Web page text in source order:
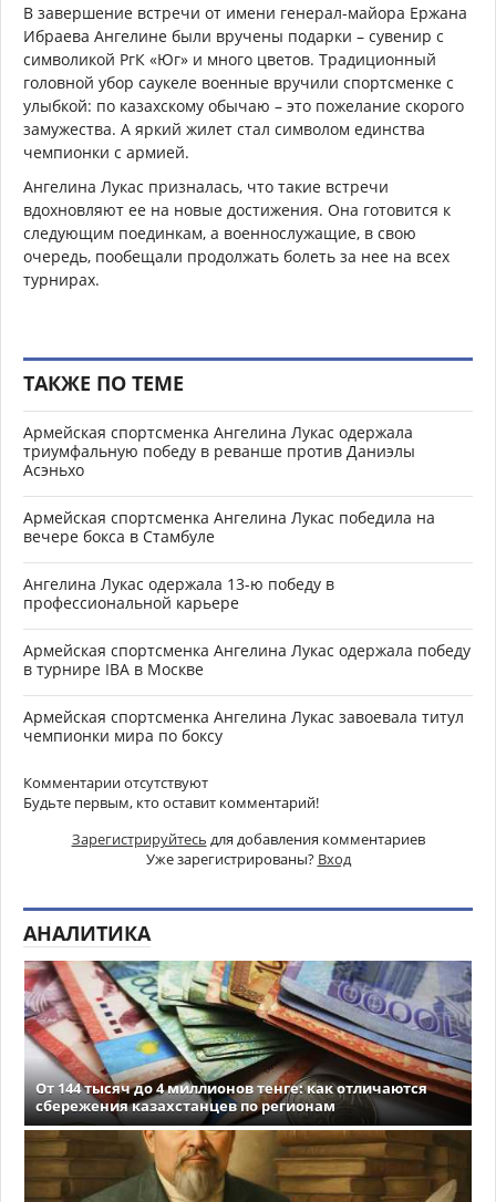
В завершение встречи от имени генерал-майора Ержана
Ибраева Ангелине были вручены подарки – сувенир с
символикой РгК «Юг» и много цветов. Традиционный
головной убор саукеле военные вручили спортсменке с
улыбкой: по казахскому обычаю – это пожелание скорого
замужества. А яркий жилет стал символом единства
чемпионки с армией.
Ангелина Лукас призналась, что такие встречи
вдохновляют ее на новые достижения. Она готовится к
следующим поединкам, а военнослужащие, в свою
очередь, пообещали продолжать болеть за нее на всех
турнирах.
ТАКЖЕ ПО ТЕМЕ
Армейская спортсменка Ангелина Лукас одержала
триумфальную победу в реванше против Даниэлы
Асэньхо
Армейская спортсменка Ангелина Лукас победила на
вечере бокса в Стамбуле
Ангелина Лукас одержала 13-ю победу в
профессиональной карьере
Армейская спортсменка Ангелина Лукас одержала победу
в турнире IBA в Москве
Армейская спортсменка Ангелина Лукас завоевала титул
чемпионки мира по боксу
Комментарии отсутствуют
Будьте первым, кто оставит комментарий!
Зарегистрируйтесь для добавления комментариев
Уже зарегистрированы? Вход
АНАЛИТИКА
От 144 тысяч до 4 миллионов тенге: как отличаются
сбережения казахстанцев по регионам